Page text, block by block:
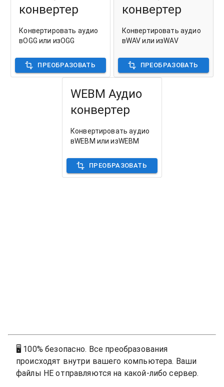
конвертер
Конвертировать аудио
вOGG или изOGG
ПРЕОБРАЗОВАТЬ
конвертер
Конвертировать аудио
вWAV или изWAV
ПРЕОБРАЗОВАТЬ
WEBM Аудио
конвертер
Конвертировать аудио
вWEBM или изWEBM
ПРЕОБРАЗОВАТЬ
🖥 100% безопасно. Все преобразования
происходят внутри вашего компьютера. Ваши
файлы НЕ отправляются на какой-либо сервер.